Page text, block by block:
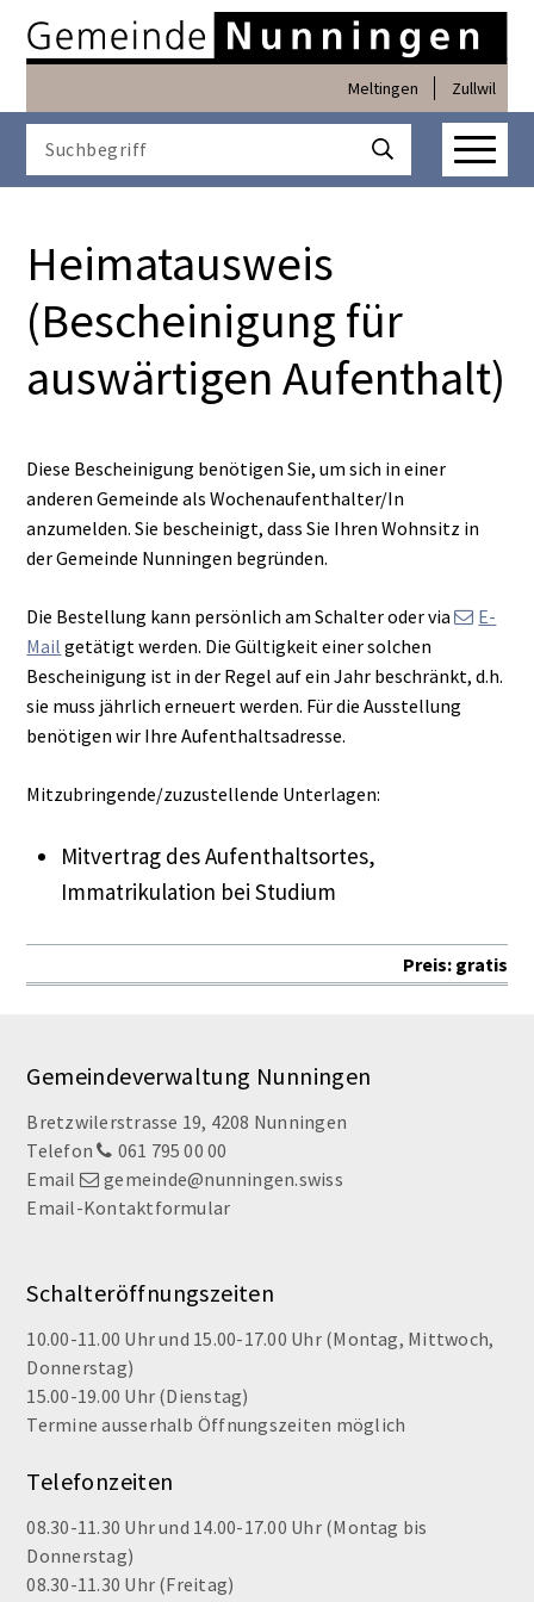
Navigieren in
Schnellnavigation
Meltingen Zullwil
Suche starten
Heimatausweis
(Bescheinigung für
auswärtigen Aufenthalt)
Diese Bescheinigung benötigen Sie, um sich in einer
anderen Gemeinde als Wochenaufenthalter/In
anzumelden. Sie bescheinigt, dass Sie Ihren Wohnsitz in
der Gemeinde Nunningen begründen.
Die Bestellung kann persönlich am Schalter oder via
E-
Mail getätigt werden. Die Gültigkeit einer solchen
Bescheinigung ist in der Regel auf ein Jahr beschränkt, d.h.
sie muss jährlich erneuert werden. Für die Ausstellung
benötigen wir Ihre Aufenthaltsadresse.
Mitzubringende/zuzustellende Unterlagen:
Mitvertrag des Aufenthaltsortes,
Immatrikulation bei Studium
Preis: gratis
Footer
Gemeindeverwaltung Nunningen
Bretzwilerstrasse 19, 4208 Nunningen
Telefon
061 795 00 00
Email
gemeinde@nunningen.swiss
Email-Kontaktformular
Schalteröffnungszeiten
10.00-11.00 Uhr und 15.00-17.00 Uhr (Montag, Mittwoch,
Donnerstag)
15.00-19.00 Uhr (Dienstag)
Termine ausserhalb Öffnungszeiten möglich
Telefonzeiten
08.30-11.30 Uhr und 14.00-17.00 Uhr (Montag bis
Donnerstag)
08.30-11.30 Uhr (Freitag)